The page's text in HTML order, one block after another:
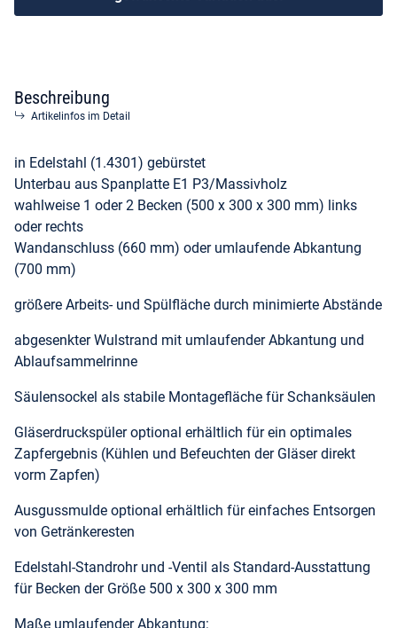
Beschreibung
Artikelinfos im Detail
in Edelstahl (1.4301) gebürstet
Unterbau aus Spanplatte E1 P3/Massivholz
wahlweise 1 oder 2 Becken (500 x 300 x 300 mm) links
oder rechts
Wandanschluss (660 mm) oder umlaufende Abkantung
(700 mm)
größere Arbeits- und Spülfläche durch minimierte Abstände
abgesenkter Wulstrand mit umlaufender Abkantung und
Ablaufsammelrinne
Säulensockel als stabile Montagefläche für Schanksäulen
Gläserdruckspüler optional erhältlich für ein optimales
Zapfergebnis (Kühlen und Befeuchten der Gläser direkt
vorm Zapfen)
Ausgussmulde optional erhältlich für einfaches Entsorgen
von Getränkeresten
Edelstahl-Standrohr und -Ventil als Standard-Ausstattung
für Becken der Größe 500 x 300 x 300 mm
Maße umlaufender Abkantung: